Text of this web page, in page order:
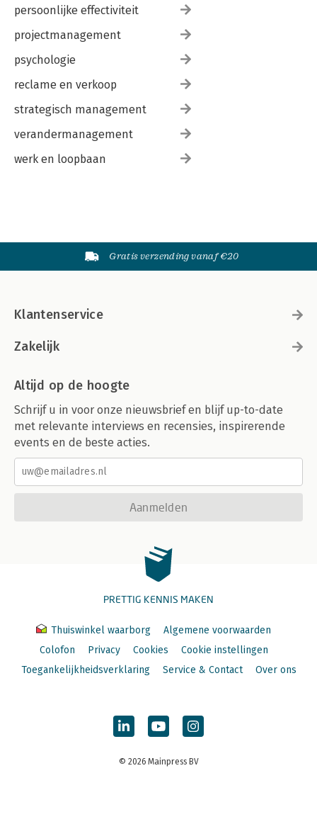
persoonlijke effectiviteit
projectmanagement
psychologie
reclame en verkoop
strategisch management
verandermanagement
werk en loopbaan
Gratis verzending vanaf €20
Klantenservice
Zakelijk
Altijd op de hoogte
Schrijf u in voor onze nieuwsbrief en blijf up-to-date
met relevante interviews en recensies, inspirerende
events en de beste acties.
Aanmelden
PRETTIG KENNIS MAKEN
Thuiswinkel waarborg
Algemene voorwaarden
Colofon
Privacy Cookies
Cookie instellingen
Toegankelijkheidsverklaring
Service & Contact Over ons
© 2026 Mainpress BV